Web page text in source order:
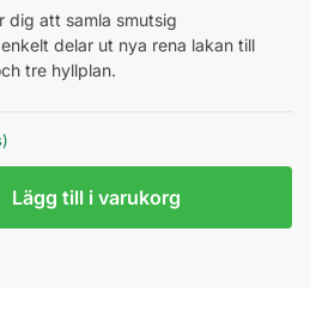
dig att samla smutsig
delar ut nya rena lakan till
tre hyllplan.
Lägg till i varukorg